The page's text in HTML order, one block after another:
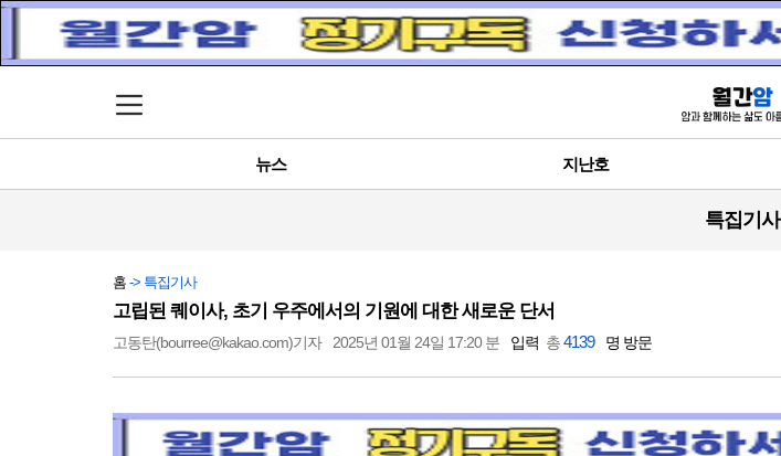
메뉴 열기
뉴스 지난호
특집기사
홈 -> 특집기사
고립된 퀘이사, 초기 우주에서의 기원에 대한 새로운 단서
고동탄(bourree@kakao.com)기자 2025년 01월 24일 17:20 분 입력 총4139 명 방문